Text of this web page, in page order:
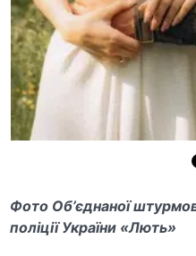
Фото Об’єднаної
поліції України «Лють»